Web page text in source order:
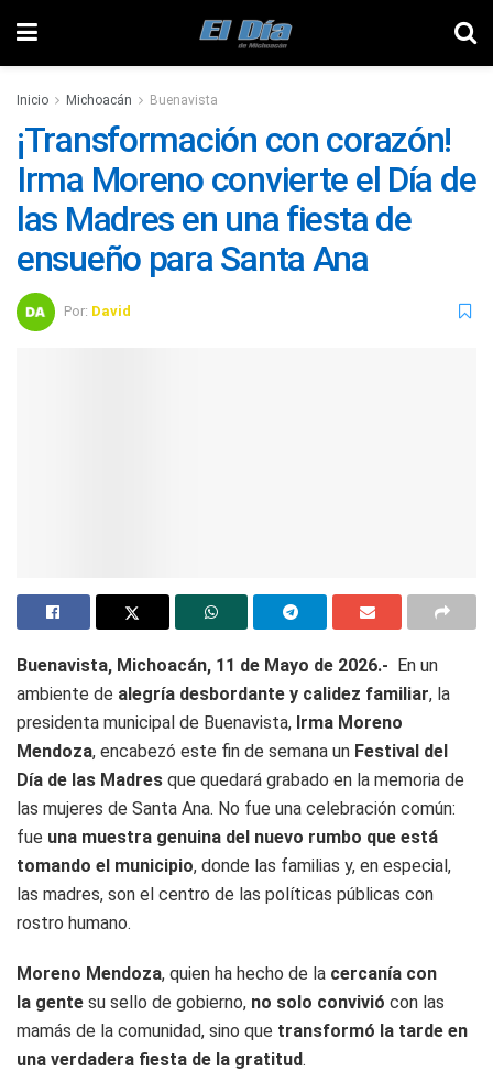
Inicio Michoacán Buenavista
¡Transformación con corazón!
Irma Moreno convierte el Día de
las Madres en una fiesta de
ensueño para Santa Ana
Por: David
Buenavista, Michoacán, 11 de Mayo de 2026.- En un
ambiente de alegría desbordante y calidez familiar, la
presidenta municipal de Buenavista, Irma Moreno
Mendoza, encabezó este fin de semana un Festival del
Día de las Madres que quedará grabado en la memoria de
las mujeres de Santa Ana. No fue una celebración común:
fue una muestra genuina del nuevo rumbo que está
tomando el municipio, donde las familias y, en especial,
las madres, son el centro de las políticas públicas con
rostro humano.
Moreno Mendoza, quien ha hecho de la cercanía con
la gente su sello de gobierno, no solo convivió con las
mamás de la comunidad, sino que transformó la tarde en
una verdadera fiesta de la gratitud.